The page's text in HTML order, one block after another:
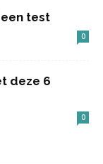
test
0
deze 6
0